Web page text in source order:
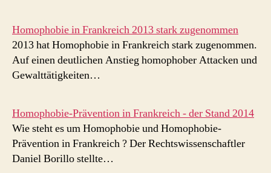
Homophobie in Frankreich 2013 stark zugenommen
2013 hat Homophobie in Frankreich stark zugenommen.
Auf einen deutlichen Anstieg homophober Attacken und
Gewalttätigkeiten…
Homophobie-Prävention in Frankreich - der Stand 2014
Wie steht es um Homophobie und Homophobie-
Prävention in Frankreich ? Der Rechtswissenschaftler
Daniel Borillo stellte…